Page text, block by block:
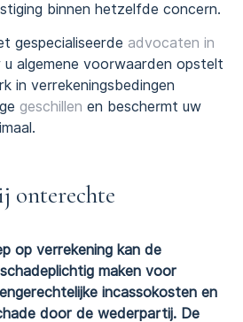
binnen hetzelfde concern.
gespecialiseerde advocaten in
u algemene voorwaarden opstelt
in verrekeningsbedingen
geschillen en beschermt uw
onterechte
op verrekening kan de
maken voor
incassokosten en
door de wederpartij. De